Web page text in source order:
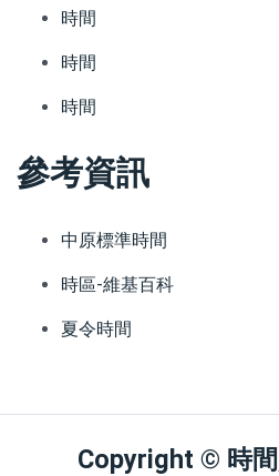
時間
時間
時間
參考資訊
中原標準時間
時區-維基百科
夏令時間
Copyright © 時